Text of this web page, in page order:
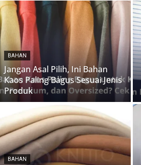
BAHAN
Jangan Asal Pilih, Ini Bahan
Kaos Paling Bagus Sesuai Jenis
Produk
BAHAN